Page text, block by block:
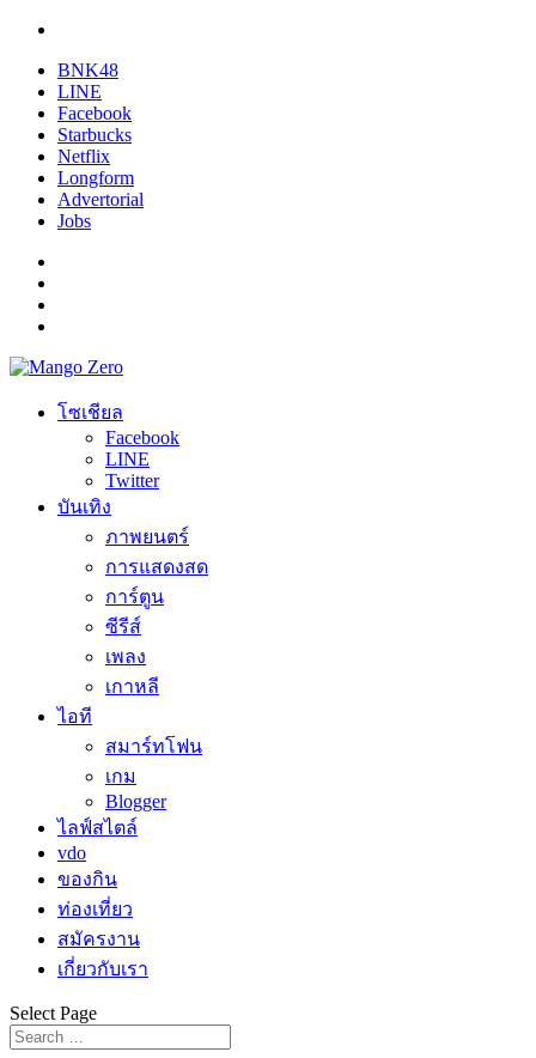
BNK48
LINE
Facebook
Starbucks
Netflix
Longform
Advertorial
Jobs
โซเชียล
Facebook
LINE
Twitter
บันเทิง
ภาพยนตร์
การแสดงสด
การ์ตูน
ซีรีส์
เพลง
เกาหลี
ไอที
สมาร์ทโฟน
เกม
Blogger
ไลฟ์สไตล์
vdo
ของกิน
ท่องเที่ยว
สมัครงาน
เกี่ยวกับเรา
Select Page